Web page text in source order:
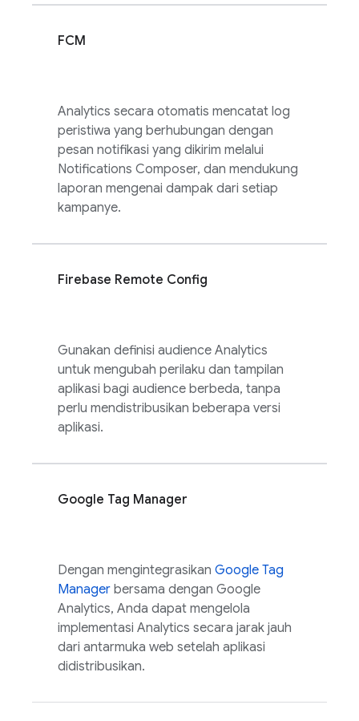
FCM
Analytics secara otomatis mencatat log
peristiwa yang berhubungan dengan
pesan notifikasi yang dikirim melalui
Notifications Composer, dan mendukung
laporan mengenai dampak dari setiap
kampanye.
Firebase Remote Config
Gunakan definisi audience Analytics
untuk mengubah perilaku dan tampilan
aplikasi bagi audience berbeda, tanpa
perlu mendistribusikan beberapa versi
aplikasi.
Google Tag Manager
Dengan mengintegrasikan Google Tag
Manager bersama dengan Google
Analytics, Anda dapat mengelola
implementasi Analytics secara jarak jauh
dari antarmuka web setelah aplikasi
didistribusikan.